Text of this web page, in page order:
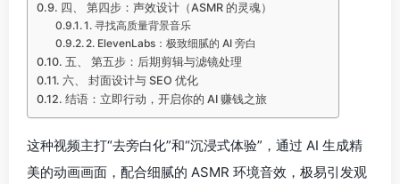
四、 第四步：声效设计（ASMR 的灵魂）
1. 寻找高质量背景音乐
2. ElevenLabs：极致细腻的 AI 旁白
五、 第五步：后期剪辑与滤镜处理
六、 封面设计与 SEO 优化
结语：立即行动，开启你的 AI 赚钱之旅
这种视频主打“去旁白化”和“沉浸式体验”，通过 AI 生成精
美的动画画面，配合细腻的 ASMR 环境音效，极易引发观